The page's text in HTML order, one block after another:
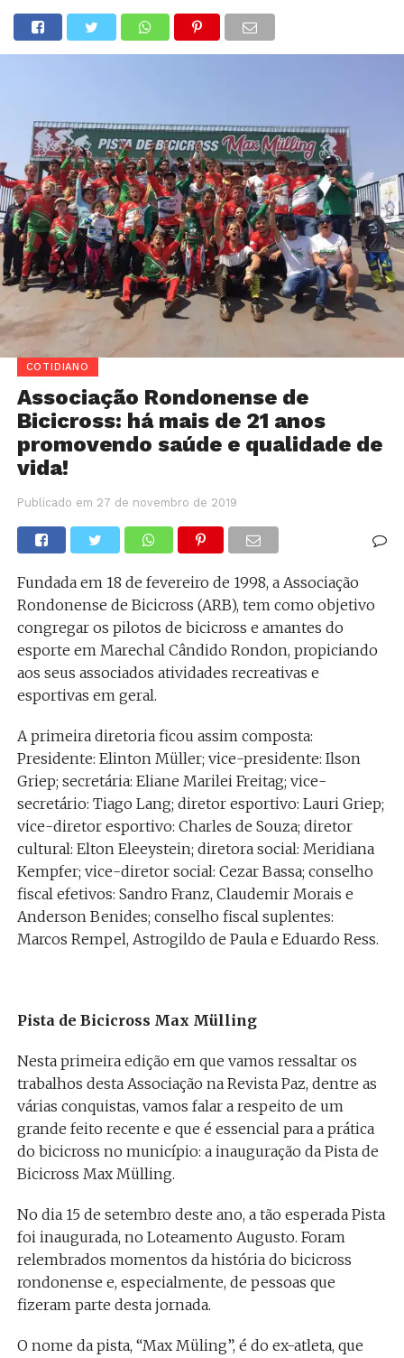
COTIDIANO
Associação Rondonense de
Bicicross: há mais de 21 anos
promovendo saúde e qualidade de
vida!
Publicado em 27 de novembro de 2019
Fundada em 18 de fevereiro de 1998, a Associação
Rondonense de Bicicross (ARB), tem como objetivo
congregar os pilotos de bicicross e amantes do
esporte em Marechal Cândido Rondon, propiciando
aos seus associados atividades recreativas e
esportivas em geral.
A primeira diretoria ficou assim composta:
Presidente: Elinton Müller; vice-presidente: Ilson
Griep; secretária: Eliane Marilei Freitag; vice-
secretário: Tiago Lang; diretor esportivo: Lauri Griep;
vice-diretor esportivo: Charles de Souza; diretor
cultural: Elton Eleeystein; diretora social: Meridiana
Kempfer; vice-diretor social: Cezar Bassa; conselho
fiscal efetivos: Sandro Franz, Claudemir Morais e
Anderson Benides; conselho fiscal suplentes:
Marcos Rempel, Astrogildo de Paula e Eduardo Ress.
Pista de Bicicross Max Mülling
Nesta primeira edição em que vamos ressaltar os
trabalhos desta Associação na Revista Paz, dentre as
várias conquistas, vamos falar a respeito de um
grande feito recente e que é essencial para a prática
do bicicross no município: a inauguração da Pista de
Bicicross Max Mülling.
No dia 15 de setembro deste ano, a tão esperada Pista
foi inaugurada, no Loteamento Augusto. Foram
relembrados momentos da história do bicicross
rondonense e, especialmente, de pessoas que
fizeram parte desta jornada.
O nome da pista, “Max Müling”, é do ex-atleta, que